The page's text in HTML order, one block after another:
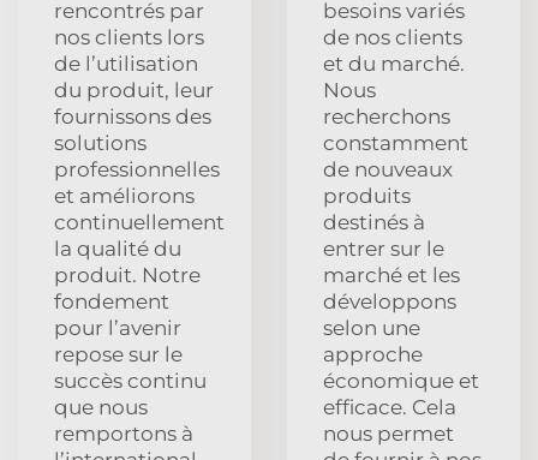
rencontrés par
nos clients lors
de l’utilisation
du produit, leur
fournissons des
solutions
professionnelles
et améliorons
continuellement
la qualité du
produit. Notre
fondement
pour l’avenir
repose sur le
succès continu
que nous
remportons à
besoins variés
de nos clients
et du marché.
Nous
recherchons
constamment
de nouveaux
produits
destinés à
entrer sur le
marché et les
développons
selon une
approche
économique et
efficace. Cela
nous permet